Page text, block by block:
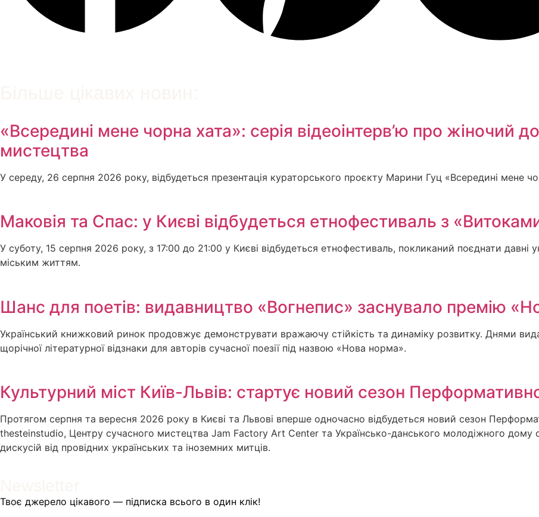
«Всередині мене чорна хата»: серія відеоінтерв’ю про жіночий
мистецтва
У середу, 26 серпня 2026 року, відбудеться презентація кураторського проєкту Марини Гуц «Всередині мене
Маковія та Спас: у Києві відбудеться етнофестиваль з
У суботу, 15 серпня 2026 року, з 17:00 до 21:00 у Києві відбудеться етнофестиваль, покликаний поєднати давні
міським життям.
Шанс для поетів: видавництво «Вогнепис» заснувало премію
Український книжковий ринок продовжує демонструвати вражаючу стійкість та динаміку розвитку. Днями
щорічної літературної відзнаки для авторів сучасної поезії під назвою «Нова норма».
Культурний міст Київ-Львів: стартує новий сезон
Протягом серпня та вересня 2026 року в Києві та Львові вперше одночасно відбудеться новий сезон
thesteinstudio, Центру сучасного мистецтва Jam Factory Art Center та Українсько-данського молодіжного дому
дискусій від провідних українських та іноземних митців.
Твоє джерело цікавого — підписка всього в один клік!